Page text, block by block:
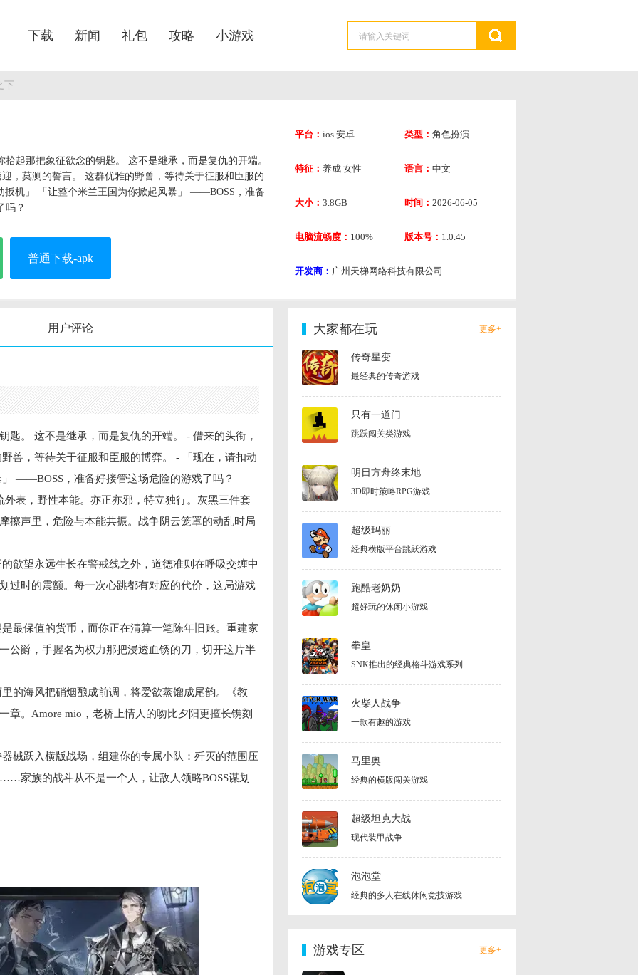
下载 新闻 礼包 攻略 小游戏
下
拾起那把象征欲念的钥匙。 这不是继承，而是复仇的开端。
，莫测的誓言。 这群优雅的野兽，等待关于征服和臣服的
扳机」 「让整个米兰王国为你掀起风暴」 ——BOSS，准备
吗？
普通下载-apk
平台： ios 安卓 类型： 角色扮演
特征： 养成 女性 语言： 中文
大小： 3.8GB 时间： 2026-06-05
电脑流畅度： 100% 版本号： 1.0.45
开发商： 广州天梯网络科技有限公司
用户评论
匙。 这不是继承，而是复仇的开端。 - 借来的头衔，
兽，等待关于征服和臣服的博弈。 - 「现在，请扣动
——BOSS，准备好接管这场危险的游戏了吗？
表，野性本能。亦正亦邪，特立独行。灰黑三件套
擦声里，危险与本能共振。战争阴云笼罩的动乱时局
欲望永远生长在警戒线之外，道德准则在呼吸交缠中
过时的震颤。每一次心跳都有对应的代价，这局游戏
最保值的货币，而你正在清算一笔陈年旧账。重建家
公爵，手握名为权力那把浸透血锈的刀，切开这片半
的海风把硝烟酿成前调，将爱欲蒸馏成尾韵。《教
章。Amore mio，老桥上情人的吻比夕阳更擅长镌刻
械跃入横版战场，组建你的专属小队：歼灭的范围压
家族的战斗从不是一个人，让敌人领略BOSS谋划
更多+
大家都在玩
传奇星变
最经典的传奇游戏
只有一道门
跳跃闯关类游戏
明日方舟终末地
3D即时策略RPG游戏
超级玛丽
经典横版平台跳跃游戏
跑酷老奶奶
超好玩的休闲小游戏
拳皇
SNK推出的经典格斗游戏系列
火柴人战争
一款有趣的游戏
马里奥
经典的横版闯关游戏
超级坦克大战
现代装甲战争
泡泡堂
经典的多人在线休闲竞技游戏
更多+
游戏专区